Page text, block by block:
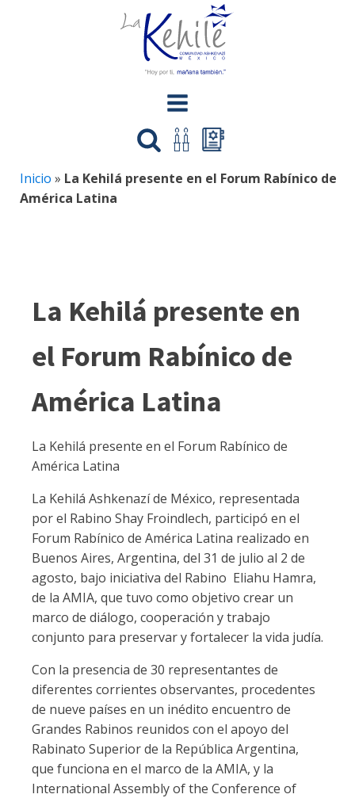
Inicio » La Kehilá presente en el Forum Rabínico de
América Latina
La Kehilá presente en
el Forum Rabínico de
América Latina
La Kehilá presente en el Forum Rabínico de
América Latina
La Kehilá Ashkenazí de México, representada
por el Rabino Shay Froindlech, participó en el
Forum Rabínico de América Latina realizado en
Buenos Aires, Argentina, del 31 de julio al 2 de
agosto, bajo iniciativa del Rabino Eliahu Hamra,
de la AMIA, que tuvo como objetivo crear un
marco de diálogo, cooperación y trabajo
conjunto para preservar y fortalecer la vida judía.
Con la presencia de 30 representantes de
diferentes corrientes observantes, procedentes
de nueve países en un inédito encuentro de
Grandes Rabinos reunidos con el apoyo del
Rabinato Superior de la República Argentina,
que funciona en el marco de la AMIA, y la
International Assembly of the Conference of